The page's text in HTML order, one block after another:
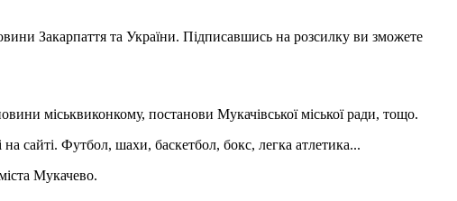
Закарпаття та України. Підписавшись на розсилку ви зможете
міськвиконкому, постанови Мукачівської міської ради, тощо.
сайті. Футбол, шахи, баскетбол, бокс, легка атлетика...
Мукачево.